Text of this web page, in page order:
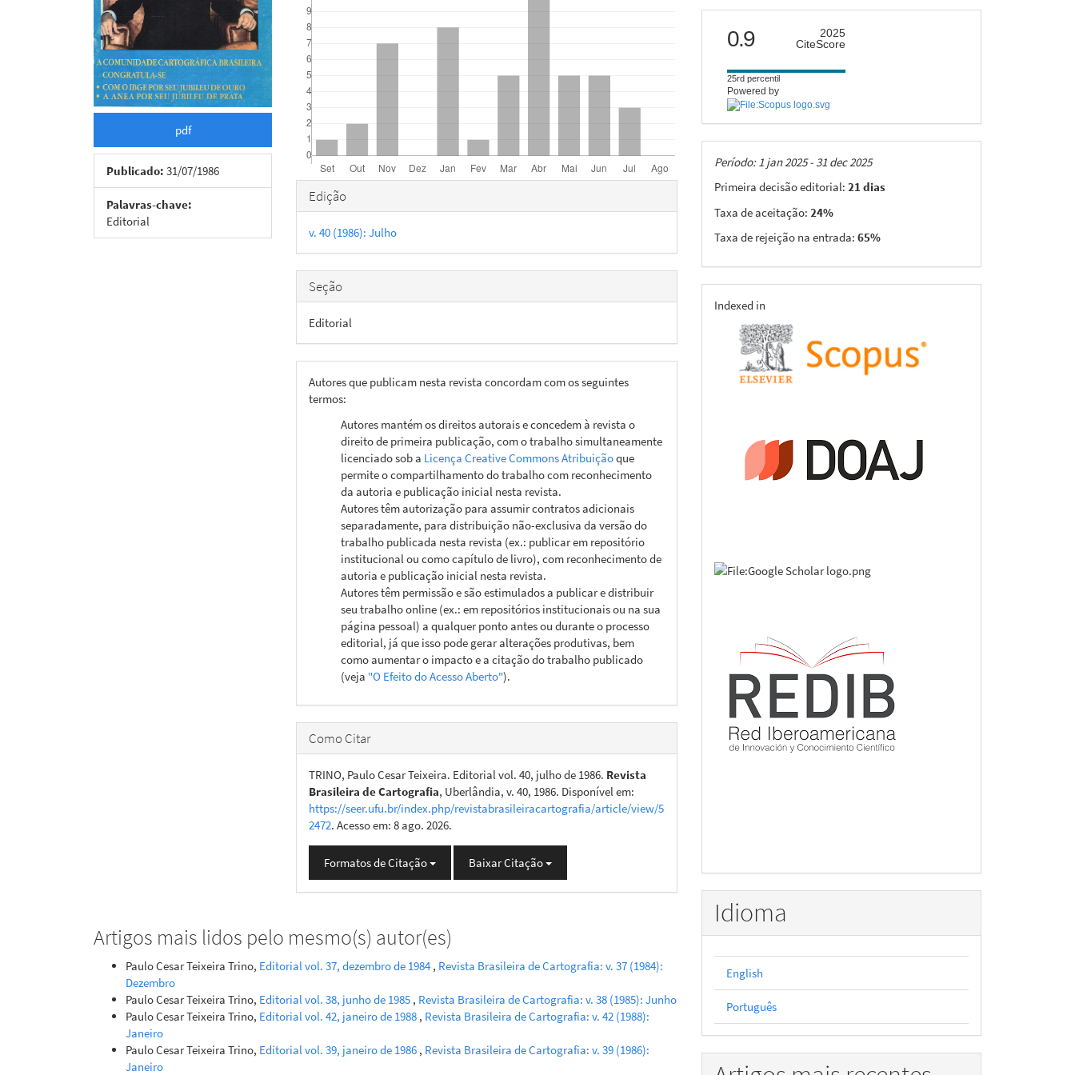
pdf
Publicado: 31/07/1986
Palavras-chave:
Editorial
Detalhes
do
artigo
Edição
v. 40 (1986): Julho
Seção
Editorial
Autores que publicam nesta revista concordam com os seguintes
termos:
Autores mantém os direitos autorais e concedem à revista o
direito de primeira publicação, com o trabalho simultaneamente
licenciado sob a Licença Creative Commons Atribuiçãoque
permite o compartilhamento do trabalho com reconhecimento
da autoria e publicação inicial nesta revista.
Autores têm autorização para assumir contratos adicionais
separadamente, para distribuição não-exclusiva da versão do
trabalho publicada nesta revista (ex.: publicar em repositório
institucional ou como capítulo de livro), com reconhecimento de
autoria e publicação inicial nesta revista.
Autores têm permissão e são estimulados a publicar e distribuir
seu trabalho online (ex.: em repositórios institucionais ou na sua
página pessoal) a qualquer ponto antes ou durante o processo
editorial, já que isso pode gerar alterações produtivas, bem
como aumentar o impacto e a citação do trabalho publicado
(veja "O Efeito do Acesso Aberto").
Como Citar
TRINO, Paulo Cesar Teixeira. Editorial vol. 40, julho de 1986. Revista
Brasileira de Cartografia, Uberlândia, v. 40, 1986. Disponível em:
https://seer.ufu.br/index.php/revistabrasileiracartografia/article/view/5
2472. Acesso em: 8 ago. 2026.
Formatos de Citação Baixar Citação
Artigos mais lidos pelo mesmo(s) autor(es)
Paulo Cesar Teixeira Trino, Editorial vol. 37, dezembro de 1984 , Revista Brasileira de Cartografia: v. 37 (1984):
Dezembro
Paulo Cesar Teixeira Trino, Editorial vol. 38, junho de 1985 , Revista Brasileira de Cartografia: v. 38 (1985): Junho
Paulo Cesar Teixeira Trino, Editorial vol. 42, janeiro de 1988 , Revista Brasileira de Cartografia: v. 42 (1988):
Janeiro
Paulo Cesar Teixeira Trino, Editorial vol. 39, janeiro de 1986 , Revista Brasileira de Cartografia: v. 39 (1986):
Janeiro
citescore
0.9
2025
CiteScore
25rd percentil
Powered by
Taxas
Período: 1 jan 2025 - 31 dec 2025
Primeira decisão editorial: 21 dias
Taxa de aceitação: 24%
Taxa de rejeição na entrada: 65%
indexing
Indexed in
Idioma
English
Português